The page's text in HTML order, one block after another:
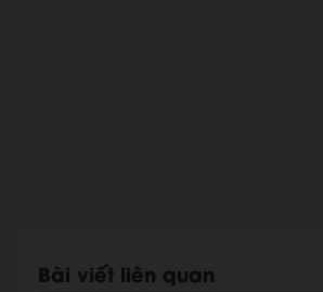
Bài viết liên quan